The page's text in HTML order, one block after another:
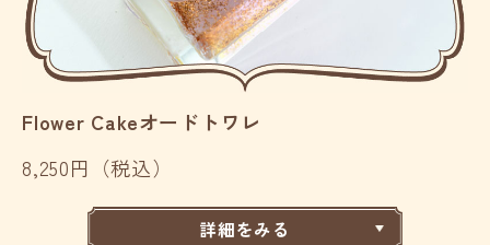
Flower Cakeオードトワレ
8,250円（税込）
詳細をみる